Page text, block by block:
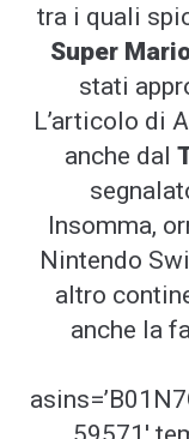
tra i quali
Super
stati
L’articolo di
anche dal
Insomma,
Nintendo
altro
anche la